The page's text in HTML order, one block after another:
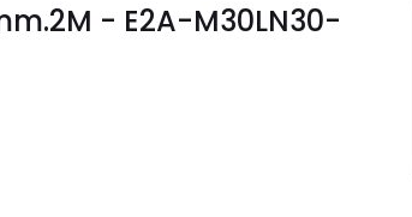
- E2A-M30LN30-